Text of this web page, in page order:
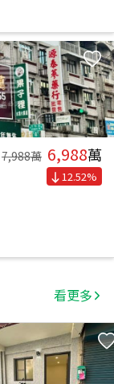
7,988萬 6,988萬
12.52%
看更多